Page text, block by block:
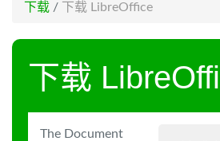
下载 / 下载 LibreOffice
下载
The Document